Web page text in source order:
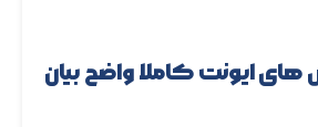
های ایونت کاملا واضح بیان